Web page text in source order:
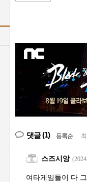
댓글(1) 등록순
스즈시앙
여타게임들이 다